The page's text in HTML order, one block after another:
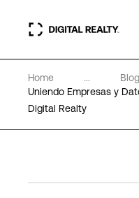
Centros de Datos
PlatformDIGITAL®
Home ...
Blog
Uniendo Empresas y
Digital Realty